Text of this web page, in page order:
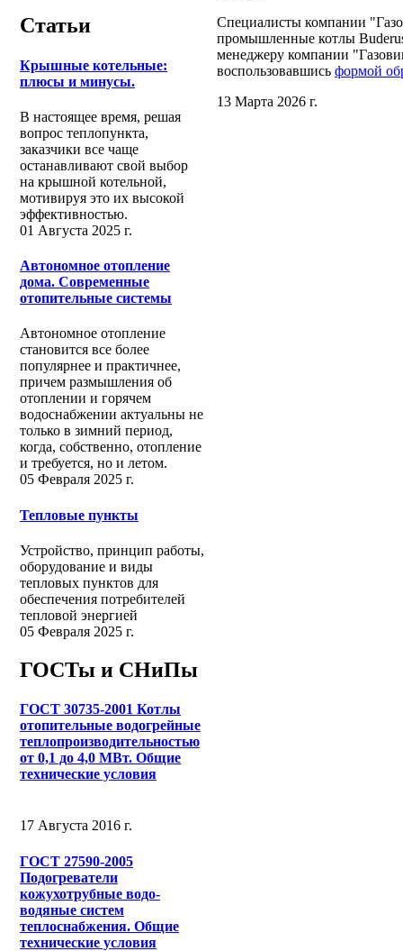
Статьи
Крышные котельные:
плюсы и минусы.
В настоящее время, решая
вопрос теплопункта,
заказчики все чаще
останавливают свой выбор
на крышной котельной,
мотивируя это их высокой
эффективностью.
01 Августа 2025 г.
Автономное отопление
дома. Современные
отопительные системы
Автономное отопление
становится все более
популярнее и практичнее,
причем размышления об
отоплении и горячем
водоснабжении актуальны не
только в зимний период,
когда, собственно, отопление
и требуется, но и летом.
05 Февраля 2025 г.
Тепловые пункты
Устройство, принцип работы,
оборудование и виды
тепловых пунктов для
обеспечения потребителей
тепловой энергией
05 Февраля 2025 г.
ГОСТы и СНиПы
ГОСТ 30735-2001 Котлы
отопительные водогрейные
теплопроизводительностью
от 0,1 до 4,0 МВт. Общие
технические условия
17 Августа 2016 г.
ГОСТ 27590-2005
Подогреватели
кожухотрубные водо-
водяные систем
теплоснабжения. Общие
технические условия
Специалисты компании
промышленные котлы
менеджеру компании
воспользовавшись формой
13 Марта 2026 г.